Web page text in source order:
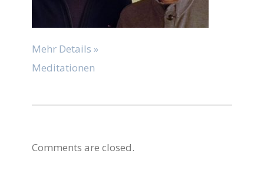
Mehr Details »
Meditationen
Comments are closed.